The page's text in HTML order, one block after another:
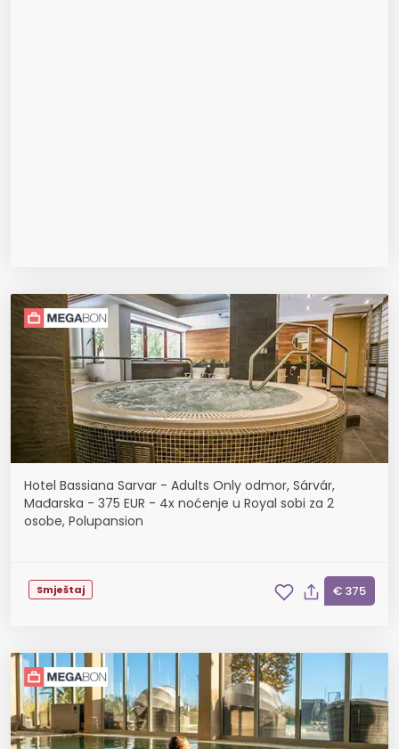
Hotel Bassiana Sarvar - Adults Only odmor, Sárvár,
Mađarska - 375 EUR - 4x noćenje u Royal sobi za 2
osobe, Polupansion
Smještaj € 375